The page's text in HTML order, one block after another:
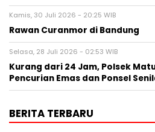
Kamis, 30 Juli 2026 - 20:25 WIB
Rawan Curanmor di Bandung
Selasa, 28 Juli 2026 - 02:53 WIB
Kurang dari 24 Jam, Polsek
Pencurian Emas dan Ponsel
BERITA TERBARU